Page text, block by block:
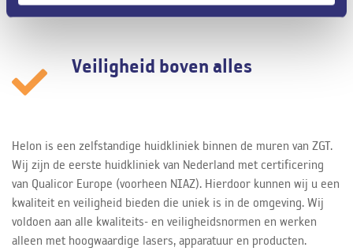
Veiligheid boven alles
Helon is een zelfstandige huidkliniek binnen de muren van ZGT.
Wij zijn de eerste huidkliniek van Nederland met certificering
van Qualicor Europe (voorheen NIAZ). Hierdoor kunnen wij u een
kwaliteit en veiligheid bieden die uniek is in de omgeving. Wij
voldoen aan alle kwaliteits- en veiligheidsnormen en werken
alleen met hoogwaardige lasers, apparatuur en producten.